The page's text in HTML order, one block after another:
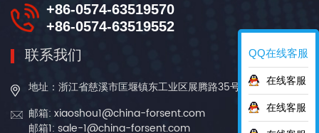
QQ在线客服
在线客服
在线客服
+86-0574-63519570
+86-0574-63519552
联系我们
地址：浙江省慈溪市匡堰镇东工业区展腾路35号
邮箱: xiaoshou1@china-forsent.com
邮箱1: sale-1@china-forsent.com